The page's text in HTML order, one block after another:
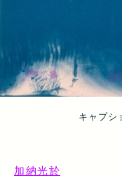
キャプシ
加納光於